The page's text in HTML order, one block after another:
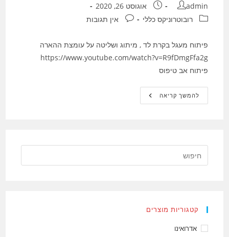
מחבר:
admin פורסם:אוגוסט 26, 2020
קטגוריה:רובוטרוניקס כללי תגובות:אין תגובות
פיתוח מעגל בקרת לד , מיתוג ושליטה על עומצת ההארה
פיתוח אב טיפוס
להמשך קריאהפיתוח
מעגל
על
קטגוריות מוצרים
אדרואינו